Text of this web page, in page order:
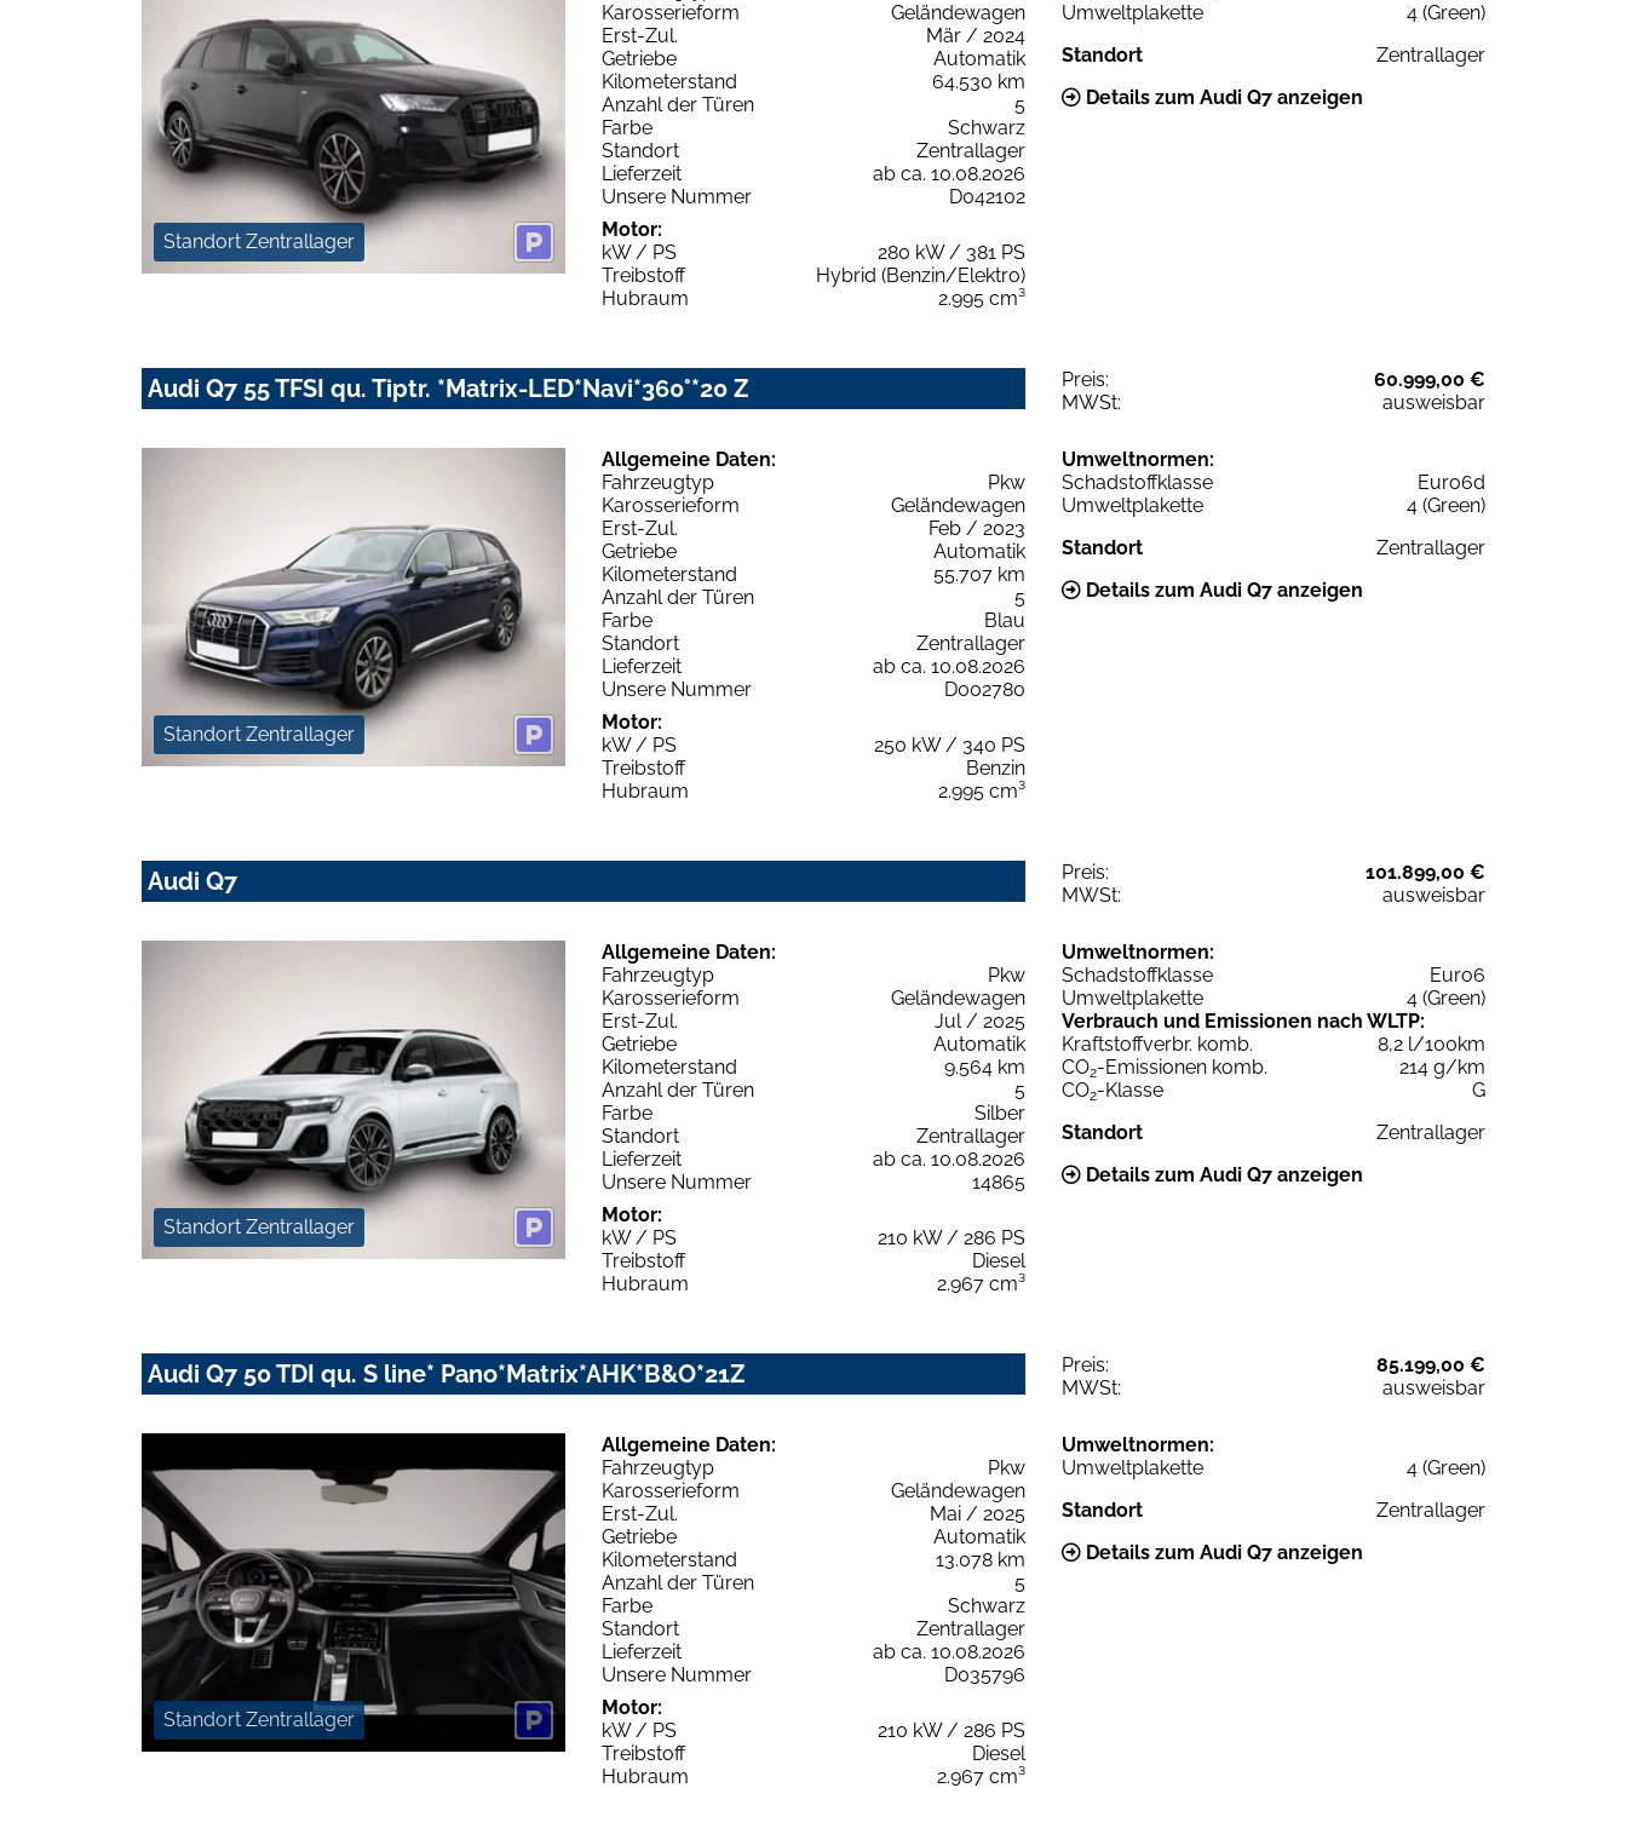
Standort Zentrallager
Karosserieform
Geländewagen
Erst-Zul.
Mär / 2024
Getriebe
Automatik
Kilometerstand
64.530 km
Anzahl der Türen
5
Farbe
Schwarz
Standort
Zentrallager
Lieferzeit
ab ca. 10.08.2026
Unsere Nummer
D042102
Motor:
kW / PS
280 kW / 381 PS
Treibstoff
Hybrid (Benzin/Elektro)
Hubraum
2.995 cm³
Umweltplakette
4 (Green)
Standort
Zentrallager
Details zum Audi Q7 anzeigen
Audi Q7 55 TFSI qu. Tiptr. *Matrix-LED*Navi*360°*20 Z Preis:
60.999,00 €
MWSt:
ausweisbar
Standort Zentrallager
Allgemeine Daten:
Fahrzeugtyp
Pkw
Karosserieform
Geländewagen
Erst-Zul.
Feb / 2023
Getriebe
Automatik
Kilometerstand
55.707 km
Anzahl der Türen
5
Farbe
Blau
Standort
Zentrallager
Lieferzeit
ab ca. 10.08.2026
Unsere Nummer
D002780
Motor:
kW / PS
250 kW / 340 PS
Treibstoff
Benzin
Hubraum
2.995 cm³
Umweltnormen:
Schadstoffklasse
Euro6d
Umweltplakette
4 (Green)
Standort
Zentrallager
Details zum Audi Q7 anzeigen
Audi Q7 Preis:
101.899,00 €
MWSt:
ausweisbar
Standort Zentrallager
Allgemeine Daten:
Fahrzeugtyp
Pkw
Karosserieform
Geländewagen
Erst-Zul.
Jul / 2025
Getriebe
Automatik
Kilometerstand
9.564 km
Anzahl der Türen
5
Farbe
Silber
Standort
Zentrallager
Lieferzeit
ab ca. 10.08.2026
Unsere Nummer
14865
Motor:
kW / PS
210 kW / 286 PS
Treibstoff
Diesel
Hubraum
2.967 cm³
Umweltnormen:
Schadstoffklasse
Euro6
Umweltplakette
4 (Green)
Verbrauch und Emissionen nach WLTP:
Kraftstoffverbr. komb.
8,2 l/100km
CO2-Emissionen komb.
214 g/km
CO2-Klasse
G
Standort
Zentrallager
Details zum Audi Q7 anzeigen
Audi Q7 50 TDI qu. S line* Pano*Matrix*AHK*B&O*21Z Preis:
85.199,00 €
MWSt:
ausweisbar
Standort Zentrallager
Allgemeine Daten:
Fahrzeugtyp
Pkw
Karosserieform
Geländewagen
Erst-Zul.
Mai / 2025
Getriebe
Automatik
Kilometerstand
13.078 km
Anzahl der Türen
5
Farbe
Schwarz
Standort
Zentrallager
Lieferzeit
ab ca. 10.08.2026
Unsere Nummer
D035796
Motor:
kW / PS
210 kW / 286 PS
Treibstoff
Diesel
Hubraum
2.967 cm³
Umweltnormen:
Umweltplakette
4 (Green)
Standort
Zentrallager
Details zum Audi Q7 anzeigen